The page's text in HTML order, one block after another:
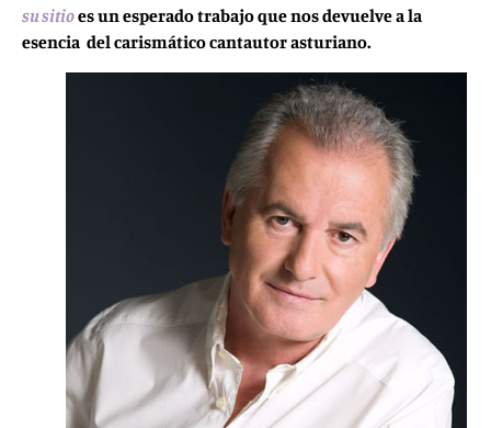
su sitioes un esperado trabajo que nos devuelve a la
esencia del carismático cantautor asturiano.